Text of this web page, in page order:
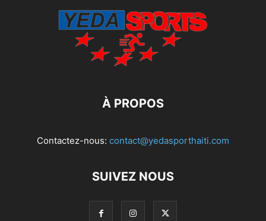
À PROPOS
Contactez-nous: contact@yedasporthaiti.com
SUIVEZ NOUS